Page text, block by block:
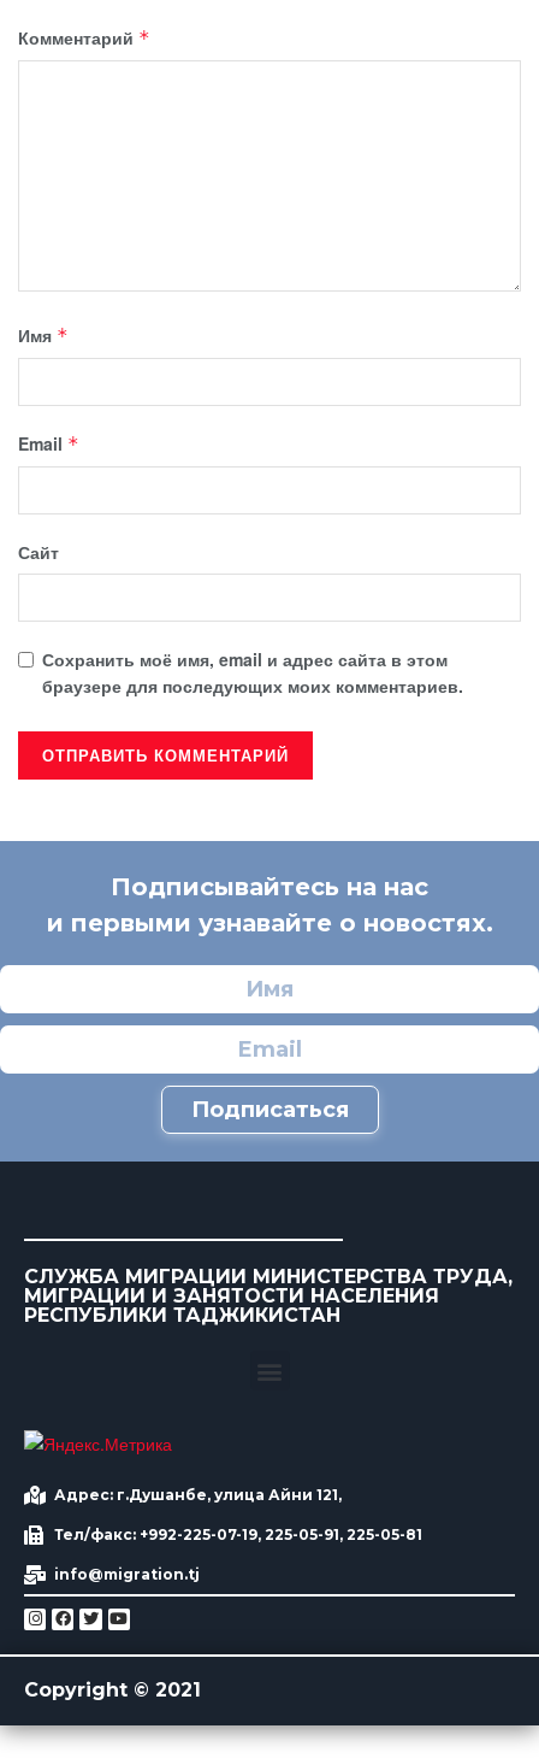
Комментарий *
Имя *
Email *
Сайт
Сохранить моё имя, email и адрес сайта в этом
браузере для последующих моих комментариев.
Подписывайтесь на нас
и первыми узнавайте о новостях.
Подписаться
СЛУЖБА МИГРАЦИИ МИНИСТЕРСТВА ТРУДА,
МИГРАЦИИ И ЗАНЯТОСТИ НАСЕЛЕНИЯ
РЕСПУБЛИКИ ТАДЖИКИСТАН
Адрес: г.Душанбе, улица Айни 121,
Тел/факс: +992-225-07-19, 225-05-91, 225-05-81
info@migration.tj
Copyright © 2021